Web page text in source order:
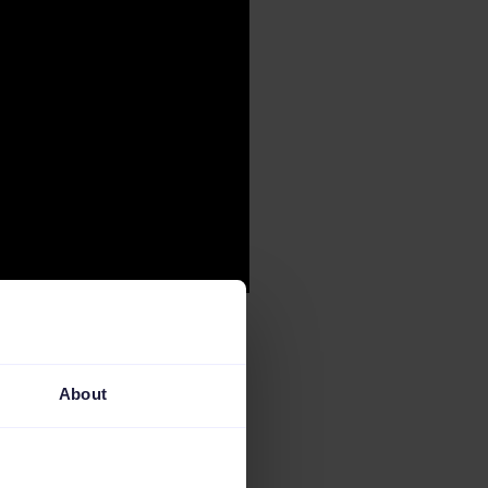
About
quale può essere di
di